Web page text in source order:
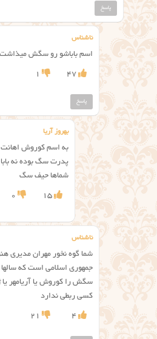
پاسخ
ناشناس
اسم باباشو رو سگش
47
1
پاسخ
بهروز آریا
به اسم کوروش
پدرت سگ بوده نه
شماها حیف سگ
15
0
ناشناس
شما گوه نخور مهران مدیری
جمهوری اسلامی است که
سگش را کوروش یا آریامهر یا
کسی ربطی ندارد
4
21